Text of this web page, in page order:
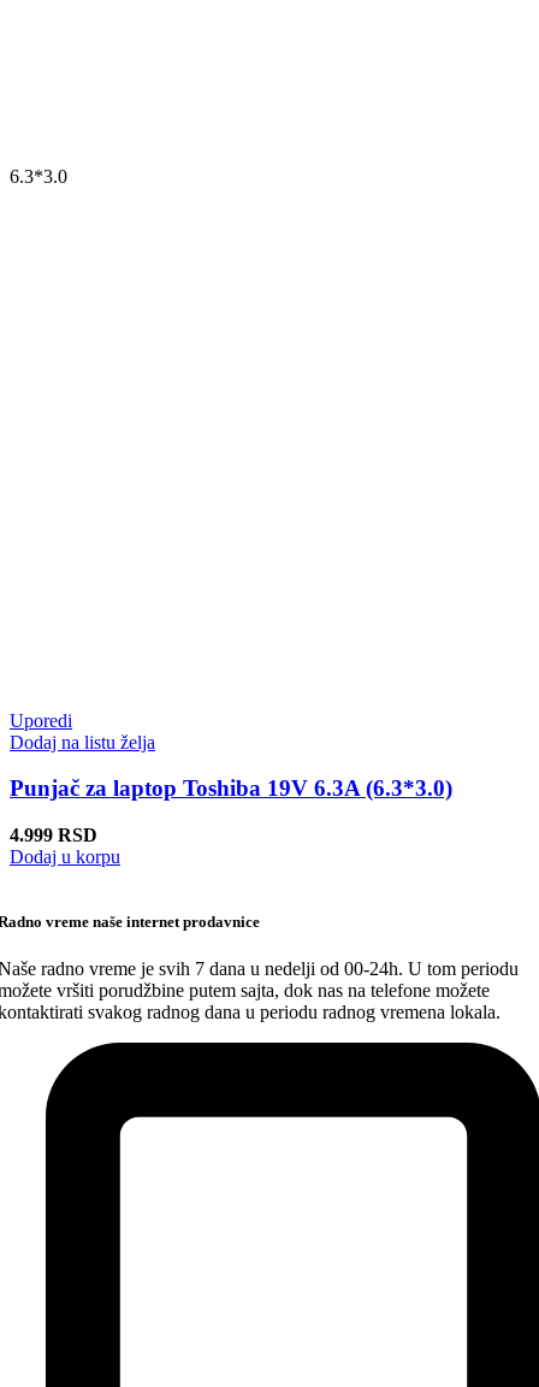
6.3*3.0
Uporedi
Dodaj na listu želja
Punjač za laptop Toshiba 19V 6.3A (6.3*3.0)
4.999 RSD
Dodaj u korpu
vreme naše internet prodavnice
radno vreme je svih 7 dana u nedelji od 00-24h. U tom periodu
vršiti porudžbine putem sajta, dok nas na telefone možete
svakog radnog dana u periodu radnog vremena lokala.